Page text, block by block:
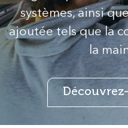
systèmes, ainsi
ajoutée tels que la
la